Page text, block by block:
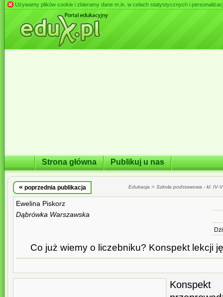
Używamy plików cookie i zbieramy dane m.in. w celach statystycznych i
Strona główna Publikuj u nas
« poprzednia publikacja Edukacja » Szkoła podstawowa - kl. IV-
Ewelina Piskorz
Dąbrówka Warszawska
Co już wiemy o liczebniku? Konspekt lekcji
Konspekt